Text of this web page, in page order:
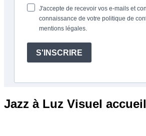
Jazz à Luz Visuel accueil